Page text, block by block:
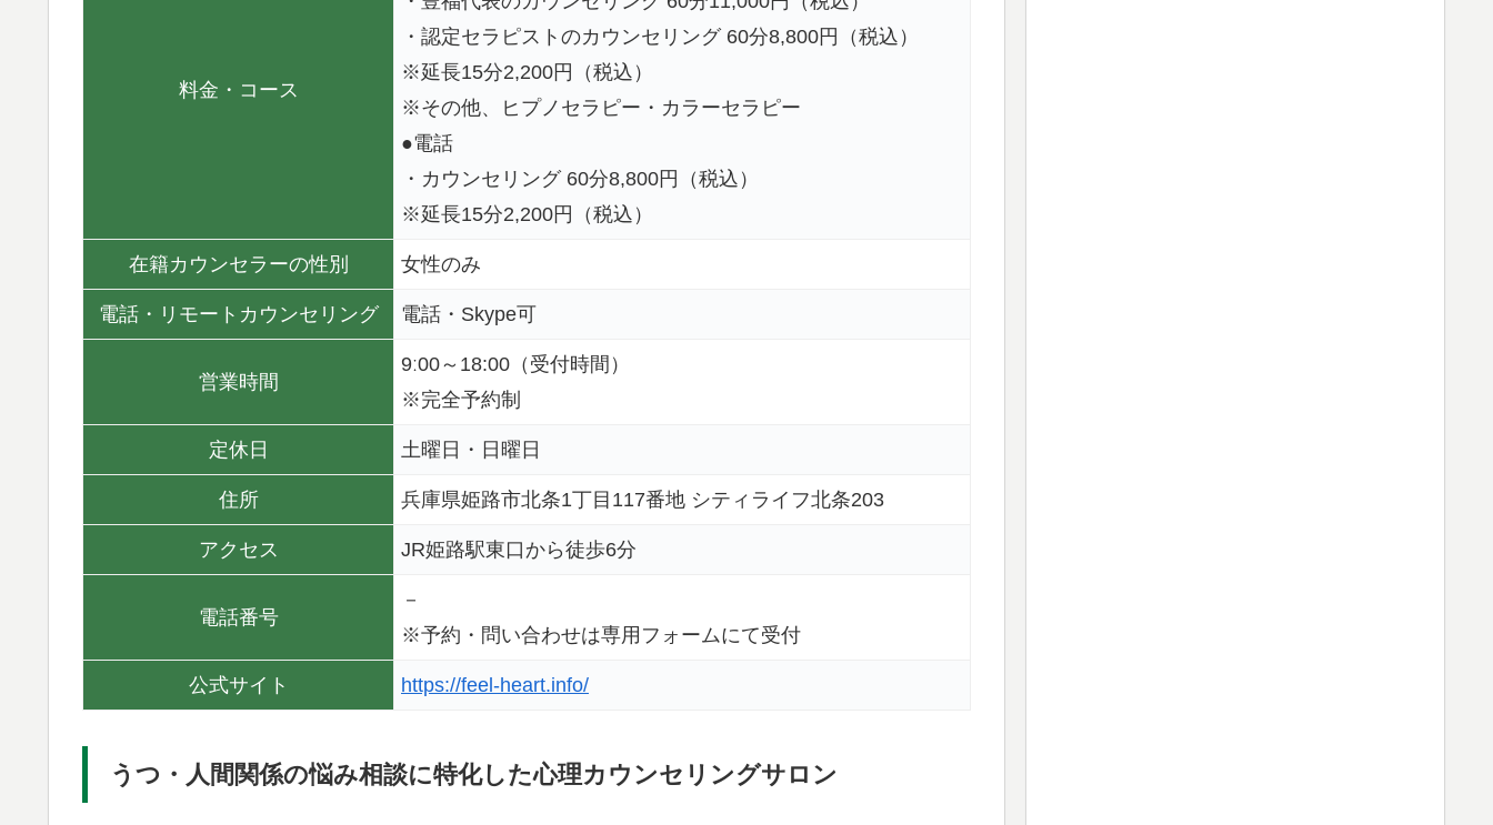
料金・コース
・認定セラピストのカウンセリング 60分8,800円（税込）
※延長15分2,200円（税込）
※その他、ヒプノセラピー・カラーセラピー
●電話
・カウンセリング 60分8,800円（税込）
※延長15分2,200円（税込）
在籍カウンセラーの性別 女性のみ
電話・リモートカウンセリング 電話・Skype可
営業時間
9ː00～18:00（受付時間）
※完全予約制
定休日 土曜日・日曜日
住所 兵庫県姫路市北条1丁目117番地 シティライフ北条203
アクセス JR姫路駅東口から徒歩6分
電話番号
－
※予約・問い合わせは専用フォームにて受付
公式サイト https://feel-heart.info/
うつ・人間関係の悩み相談に特化した心理カウンセリングサロン